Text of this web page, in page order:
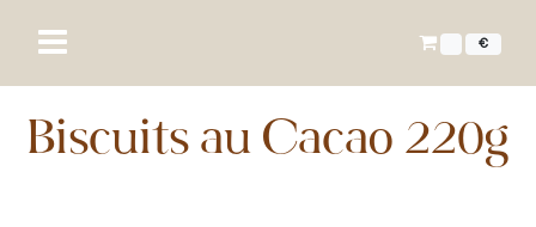
€
Biscuits au Cacao 220g